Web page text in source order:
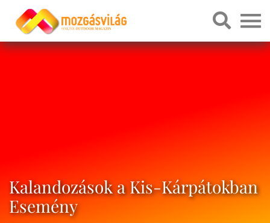
Kalandozások a Kis-Kárpátokban
Esemény